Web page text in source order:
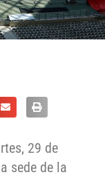
29 de
sede de la